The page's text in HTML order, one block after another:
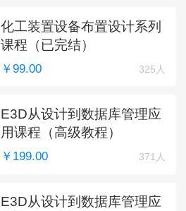
化工装置设备布置设计系列
课程（已完结）
￥99.00 325人
E3D从设计到数据库管理应
用课程（高级教程）
￥199.00 371人
E3D从设计到数据库管理应